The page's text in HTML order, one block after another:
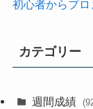
初心者からプ
カテゴリー
週間成績